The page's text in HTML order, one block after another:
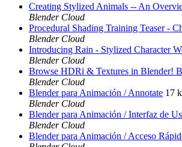
Creating Stylized Animals -- An
Blender Cloud
Procedural Shading Training Teaser -
Blender Cloud
Introducing Rain - Stylized Character
Blender Cloud
Browse HDRi & Textures in Blender!
Blender Cloud
Blender para Animación / Annotate 17
Blender Cloud
Blender para Animación / Interfaz de
Blender Cloud
Blender para Animación / Acceso